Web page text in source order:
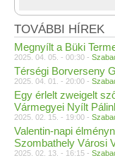
TOVÁBBI HÍREK
Megnyílt a Büki
2025. 04. 05. - 00:30 -
Térségi Borverseny
2025. 04. 01. - 20:00 -
Egy érlelt zweigelt
Vármegyei Nyílt
2025. 02. 15. - 19:00 -
Valentin-napi
Szombathely Városi
2025. 02. 13. - 16:15 -